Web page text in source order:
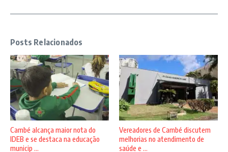
Posts Relacionados
Cambé alcança maior nota do
IDEB e se destaca na educação
municip ...
Vereadores de Cambé discutem
melhorias no atendimento de
saúde e ...